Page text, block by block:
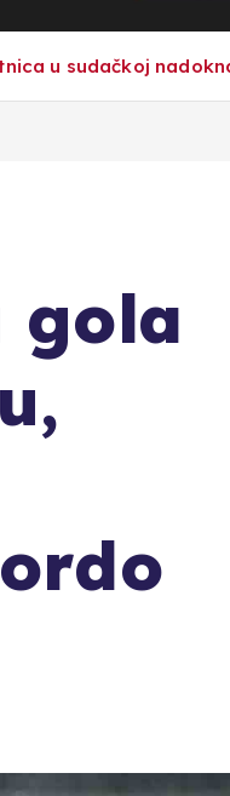
u sudačkoj
gola